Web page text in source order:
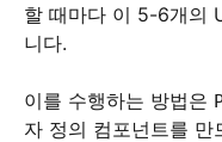
할 때마다 이 5-6개의
니다.
이를 수행하는 방법은
자 정의 컴포넌트를 만